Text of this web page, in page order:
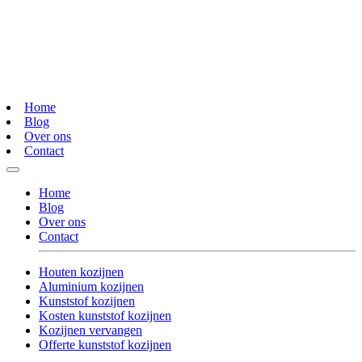
Home
Blog
Over ons
Contact
Home
Blog
Over ons
Contact
Houten kozijnen
Aluminium kozijnen
Kunststof kozijnen
Kosten kunststof kozijnen
Kozijnen vervangen
Offerte kunststof kozijnen